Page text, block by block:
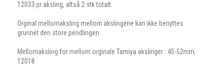
12033 pr aksling, altså 2 stk totalt.
Orginal mellomaksling mellom akslingene kan ikke benyttes
grunnet den store pendlingen.
Mellomaksling for mellom orginale Tamiya akslinger : 45-52mm,
12018